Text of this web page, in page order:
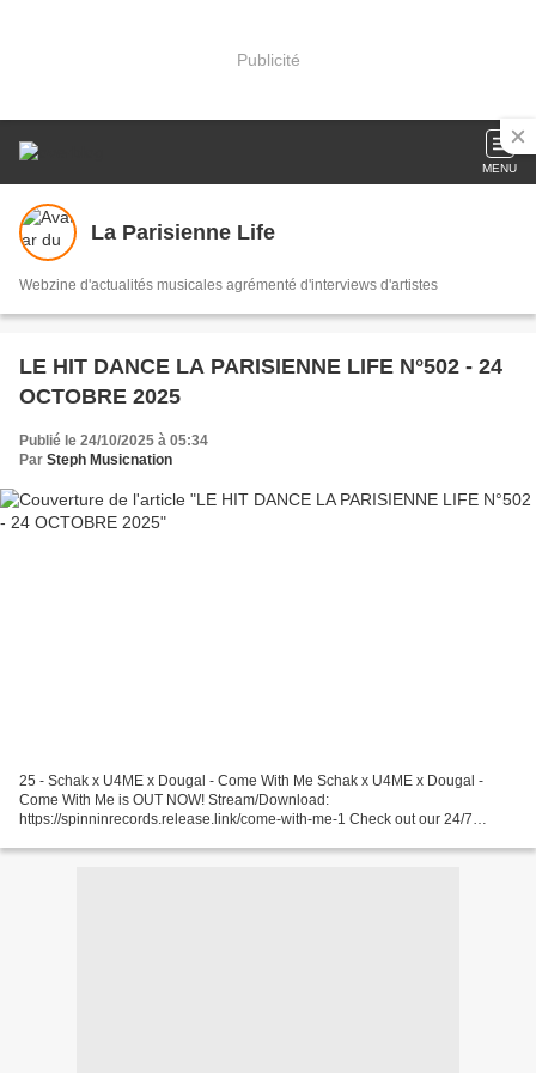
Publicité
MENU
La Parisienne Life
Webzine d'actualités musicales agrémenté d'interviews d'artistes
LE HIT DANCE LA PARISIENNE LIFE N°502 - 24
OCTOBRE 2025
Publié le 24/10/2025 à 05:34
Par Steph Musicnation
25 - Schak x U4ME x Dougal - Come With Me Schak x U4ME x Dougal -
Come With Me is OUT NOW! Stream/Download:
https://spinninrecords.release.link/come-with-me-1 Check out our 24/7
Yves...